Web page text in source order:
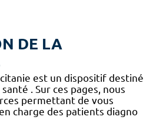
DE LA
est un dispositif destiné
. Sur ces pages, nous
permettant de vous
charge des patients diagno